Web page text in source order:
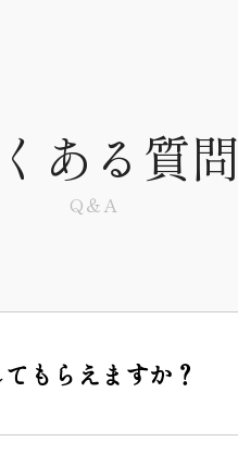
ある質問
Q＆A
もらえますか？